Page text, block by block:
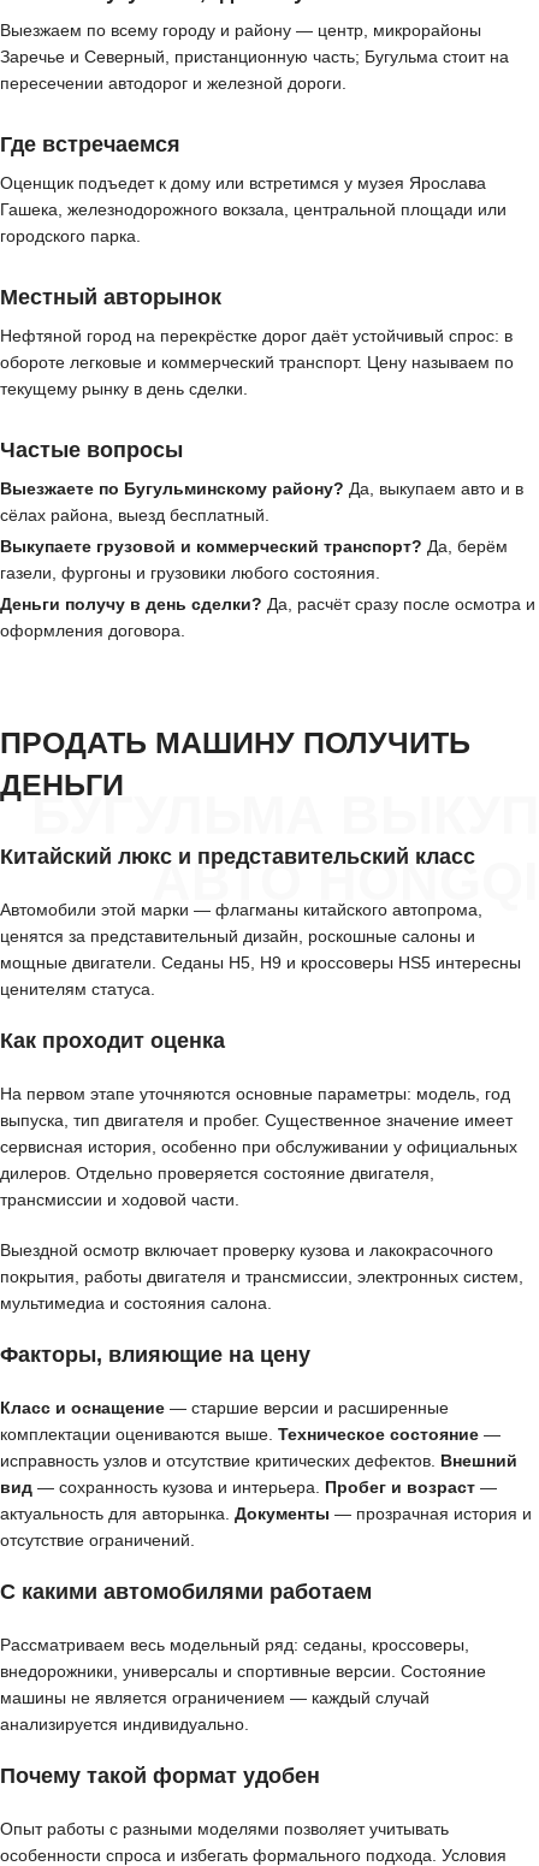
Выезжаем по всему городу и району — центр, микрорайоны
Заречье и Северный, пристанционную часть; Бугульма стоит на
пересечении автодорог и железной дороги.
Где встречаемся
Оценщик подъедет к дому или встретимся у музея Ярослава
Гашека, железнодорожного вокзала, центральной площади или
городского парка.
Местный авторынок
Нефтяной город на перекрёстке дорог даёт устойчивый спрос: в
обороте легковые и коммерческий транспорт. Цену называем по
текущему рынку в день сделки.
Частые вопросы
Выезжаете по Бугульминскому району? Да, выкупаем авто и в
сёлах района, выезд бесплатный.
Выкупаете грузовой и коммерческий транспорт? Да, берём
газели, фургоны и грузовики любого состояния.
Деньги получу в день сделки? Да, расчёт сразу после осмотра и
оформления договора.
БУГУЛЬМА ВЫКУП
АВТО HONGQI
ПРОДАТЬ МАШИНУ ПОЛУЧИТЬ
ДЕНЬГИ
Китайский люкс и представительский класс
Автомобили этой марки — флагманы китайского автопрома,
ценятся за представительный дизайн, роскошные салоны и
мощные двигатели. Седаны H5, H9 и кроссоверы HS5 интересны
ценителям статуса.
Как проходит оценка
На первом этапе уточняются основные параметры: модель, год
выпуска, тип двигателя и пробег. Существенное значение имеет
сервисная история, особенно при обслуживании у официальных
дилеров. Отдельно проверяется состояние двигателя,
трансмиссии и ходовой части.
Выездной осмотр включает проверку кузова и лакокрасочного
покрытия, работы двигателя и трансмиссии, электронных систем,
мультимедиа и состояния салона.
Факторы, влияющие на цену
Класс и оснащение — старшие версии и расширенные
комплектации оцениваются выше. Техническое состояние —
исправность узлов и отсутствие критических дефектов. Внешний
вид — сохранность кузова и интерьера. Пробег и возраст —
актуальность для авторынка. Документы — прозрачная история и
отсутствие ограничений.
С какими автомобилями работаем
Рассматриваем весь модельный ряд: седаны, кроссоверы,
внедорожники, универсалы и спортивные версии. Состояние
машины не является ограничением — каждый случай
анализируется индивидуально.
Почему такой формат удобен
Опыт работы с разными моделями позволяет учитывать
особенности спроса и избегать формального подхода. Условия